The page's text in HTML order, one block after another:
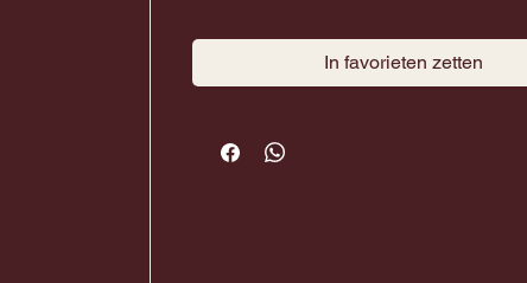
In favorieten zetten